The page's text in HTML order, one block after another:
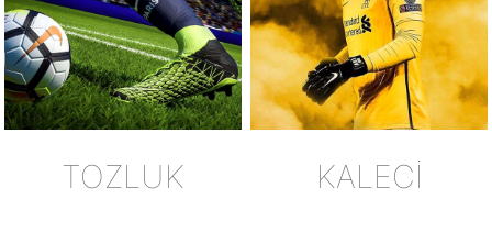
TOZLUK KALECİ